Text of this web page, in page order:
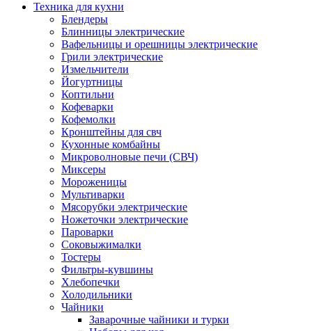
Техника для кухни
Блендеры
Блинницы электрические
Вафельницы и орешницы электрические
Грили электрические
Измельчители
Йогуртницы
Коптильни
Кофеварки
Кофемолки
Кронштейны для свч
Кухонные комбайны
Микроволновые печи (СВЧ)
Миксеры
Мороженицы
Мультиварки
Мясорубки электрические
Ножеточки электрические
Пароварки
Соковыжималки
Тостеры
Фильтры-кувшины
Хлебопечки
Холодильники
Чайники
Заварочные чайники и турки